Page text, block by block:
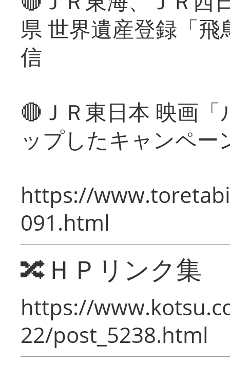
県 世界遺産登録「
信
🔴ＪＲ東日本 映画
ップしたキャンペー
https://
091.html
🔀ＨＰリンク集
https://
22/post_5238.html